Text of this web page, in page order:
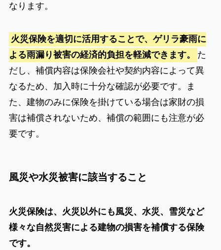
なります。
火災保険を適切に活用することで、ゲリラ豪雨に
よる雨漏り被害の経済的負担を軽減できます。
た
だし、補償内容は保険会社や契約内容によって異
なるため、加入時に十分な確認が必要です。ま
た、建物のみに保険を掛けている場合は家財の損
害は補償されないため、補償の範囲にも注意が必
要です。
風災や水災被害に該当すること
火災保険は、火災以外にも風災、水災、雪災など
様々な自然災害による建物の損害を補償する保険
です。